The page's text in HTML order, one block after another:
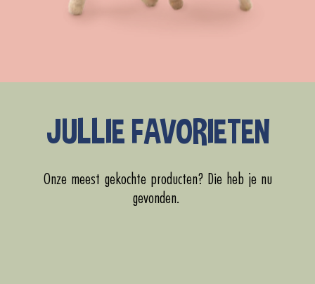
JULLIE FAVORIETEN
Onze meest gekochte producten? Die heb je nu
gevonden.